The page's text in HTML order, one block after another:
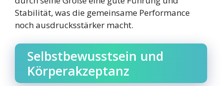
Stabilität, was die gemeinsame Performance
noch ausdrucksstärker macht.
Selbstbewusstsein und
Körperakzeptanz